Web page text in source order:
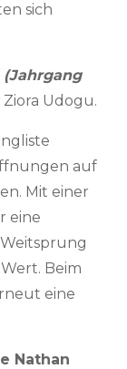
sich
Udogu.
auf
Mit einer
eine
Beim
eine
Nathan